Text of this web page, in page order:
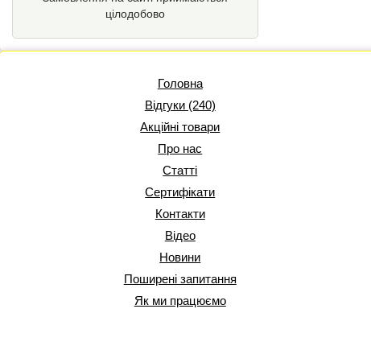
цілодобово
Головна
Відгуки (240)
Акційні товари
Про нас
Статті
Сертифікати
Контакти
Відео
Новини
Поширені запитання
Як ми працюємо